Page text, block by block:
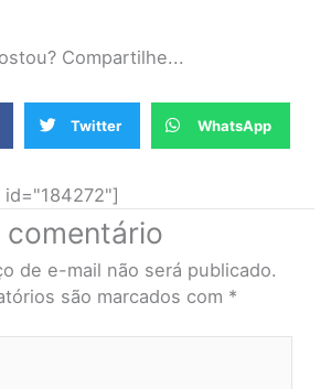
Compartilhe...
Twitter WhatsApp
id="184272"]
comentário
de e-mail não será publicado.
são marcados com *